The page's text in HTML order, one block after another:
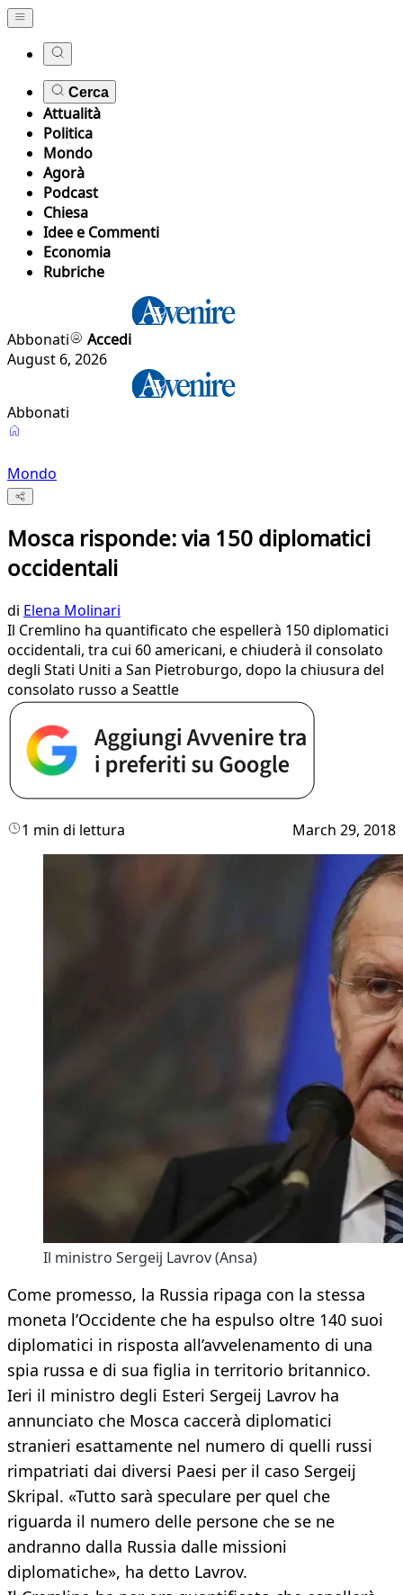
Cerca
Attualità
Politica
Mondo
Agorà
Podcast
Chiesa
Idee e Commenti
Economia
Rubriche
Abbonati
Accedi
August 6, 2026
Abbonati
Mondo
Mosca risponde: via 150 diplomatici
occidentali
di Elena Molinari
Il Cremlino ha quantificato che espellerà 150 diplomatici
occidentali, tra cui 60 americani, e chiuderà il consolato
degli Stati Uniti a San Pietroburgo, dopo la chiusura del
consolato russo a Seattle
1 min di lettura March 29, 2018
Il ministro Sergeij Lavrov (Ansa)
Come promesso, la Russia ripaga con la stessa
moneta l’Occidente che ha espulso oltre 140 suoi
diplomatici in risposta all’avvelenamento di una
spia russa e di sua figlia in territorio britannico.
Ieri il ministro degli Esteri Sergeij Lavrov ha
annunciato che Mosca caccerà diplomatici
stranieri esattamente nel numero di quelli russi
rimpatriati dai diversi Paesi per il caso Sergeij
Skripal. «Tutto sarà speculare per quel che
riguarda il numero delle persone che se ne
andranno dalla Russia dalle missioni
diplomatiche», ha detto Lavrov.